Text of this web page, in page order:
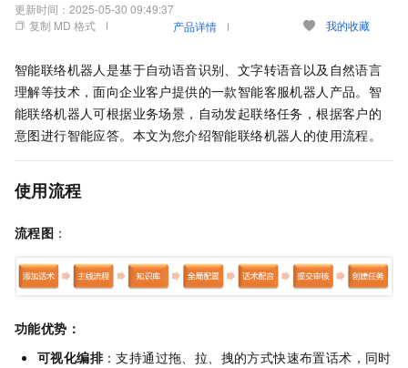
更新时间： 2025-05-30 09:49:37
复制 MD 格式
产品详情 我的收藏
智能联络机器人是基于自动语音识别、文字转语音以及自然语言
理解等技术，面向企业客户提供的一款智能客服机器人产品。智
能联络机器人可根据业务场景，自动发起联络任务，根据客户的
意图进行智能应答。本文为您介绍智能联络机器人的使用流程。
使用流程
流程图 ：
功能优势：
可视化编排：支持通过拖、拉、拽的方式快速布置话术，同时